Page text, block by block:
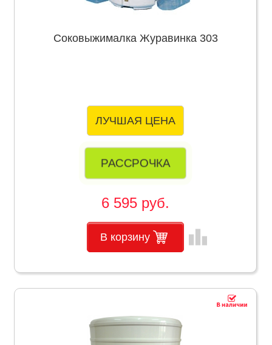
Соковыжималка Журавинка 303
ЛУЧШАЯ ЦЕНА
РАССРОЧКА
6 595 руб.
В корзину leaderboard